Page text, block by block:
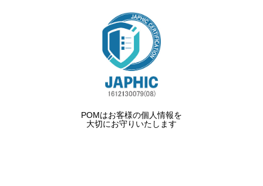
POMはお客様の個人情報を
大切にお守りいたします